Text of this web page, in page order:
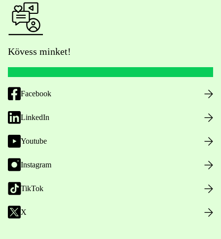
Kövess minket!
Facebook
LinkedIn
Youtube
Instagram
TikTok
X